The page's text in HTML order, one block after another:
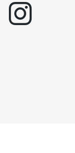
instagram